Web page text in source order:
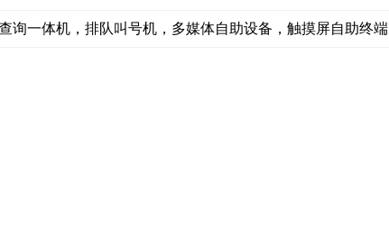
询一体机，排队叫号机，多媒体自助设备，触摸屏自助终端